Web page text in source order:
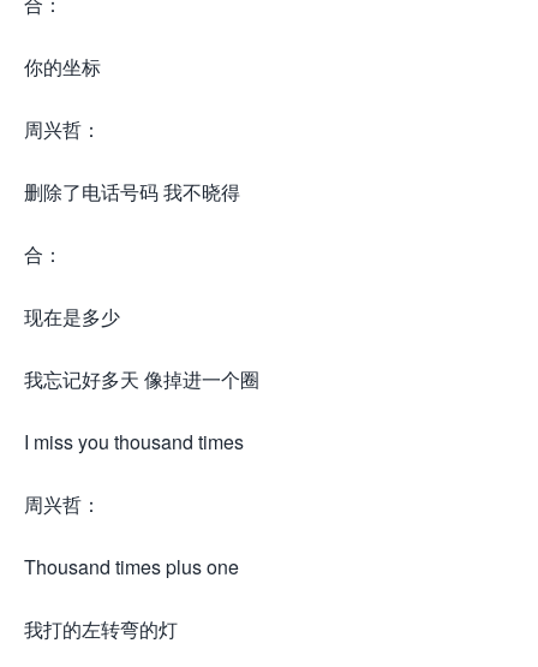
你的坐标
周兴哲：
删除了电话号码 我不晓得
合：
现在是多少
我忘记好多天 像掉进一个圈
I miss you thousand times
周兴哲：
Thousand times plus one
我打的左转弯的灯